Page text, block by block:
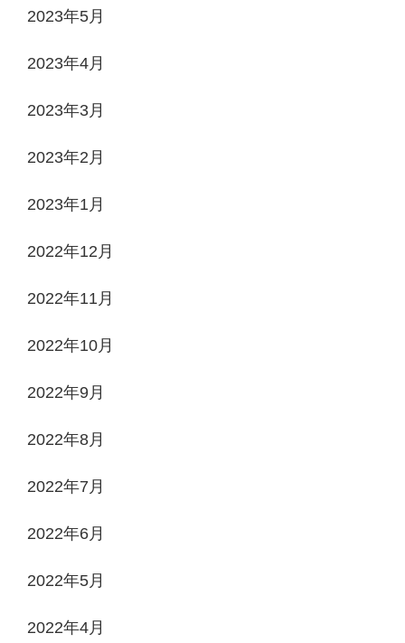
2023年5月
2023年4月
2023年3月
2023年2月
2023年1月
2022年12月
2022年11月
2022年10月
2022年9月
2022年8月
2022年7月
2022年6月
2022年5月
2022年4月